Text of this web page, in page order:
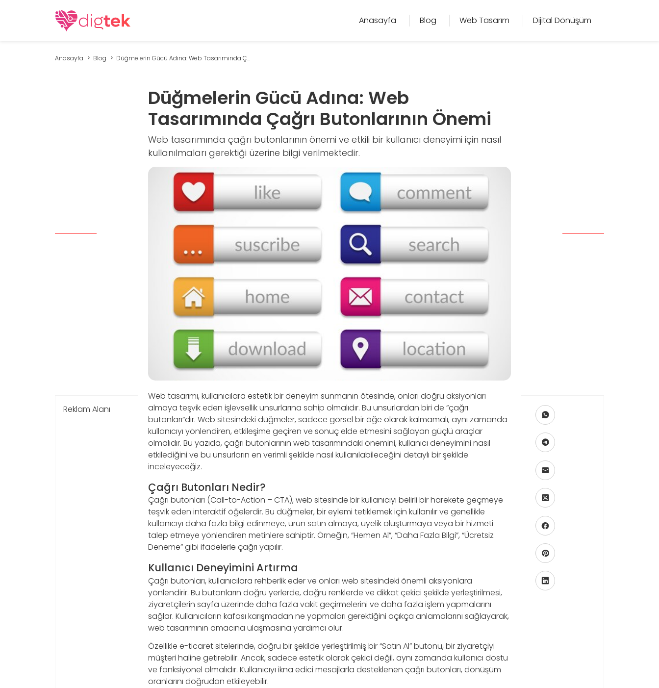
Anasayfa Blog Web Tasarım Dijital Dönüşüm
Anasayfa Blog Düğmelerin Gücü Adına: Web Tasarımında Ç...
Düğmelerin Gücü Adına: Web
Tasarımında Çağrı Butonlarının Önemi
Web tasarımında çağrı butonlarının önemi ve etkili bir kullanıcı deneyimi için nasıl
kullanılmaları gerektiği üzerine bilgi verilmektedir.
Reklam Alanı
Web tasarımı, kullanıcılara estetik bir deneyim sunmanın ötesinde, onları doğru aksiyonları
almaya teşvik eden işlevsellik unsurlarına sahip olmalıdır. Bu unsurlardan biri de “çağrı
butonları”dır. Web sitesindeki düğmeler, sadece görsel bir öğe olarak kalmamalı, aynı zamanda
kullanıcıyı yönlendiren, etkileşime geçiren ve sonuç elde etmesini sağlayan güçlü araçlar
olmalıdır. Bu yazıda, çağrı butonlarının web tasarımındaki önemini, kullanıcı deneyimini nasıl
etkilediğini ve bu unsurların en verimli şekilde nasıl kullanılabileceğini detaylı bir şekilde
inceleyeceğiz.
Çağrı Butonları Nedir?
Çağrı butonları (Call-to-Action – CTA), web sitesinde bir kullanıcıyı belirli bir harekete geçmeye
teşvik eden interaktif öğelerdir. Bu düğmeler, bir eylemi tetiklemek için kullanılır ve genellikle
kullanıcıyı daha fazla bilgi edinmeye, ürün satın almaya, üyelik oluşturmaya veya bir hizmeti
talep etmeye yönlendiren metinlere sahiptir. Örneğin, “Hemen Al”, “Daha Fazla Bilgi”, “Ücretsiz
Deneme” gibi ifadelerle çağrı yapılır.
Kullanıcı Deneyimini Artırma
Çağrı butonları, kullanıcılara rehberlik eder ve onları web sitesindeki önemli aksiyonlara
yönlendirir. Bu butonların doğru yerlerde, doğru renklerde ve dikkat çekici şekilde yerleştirilmesi,
ziyaretçilerin sayfa üzerinde daha fazla vakit geçirmelerini ve daha fazla işlem yapmalarını
sağlar. Kullanıcıların kafası karışmadan ne yapmaları gerektiğini açıkça anlamalarını sağlayarak,
web tasarımının amacına ulaşmasına yardımcı olur.
Özellikle e-ticaret sitelerinde, doğru bir şekilde yerleştirilmiş bir “Satın Al” butonu, bir ziyaretçiyi
müşteri haline getirebilir. Ancak, sadece estetik olarak çekici değil, aynı zamanda kullanıcı dostu
ve fonksiyonel olmalıdır. Kullanıcıyı ikna edici mesajlarla desteklenen çağrı butonları, dönüşüm
oranlarını doğrudan etkileyebilir.